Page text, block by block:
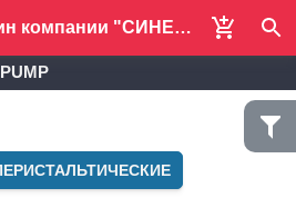
Интернет-магазин компании "СИНЕРДЖИ-ЭКО"